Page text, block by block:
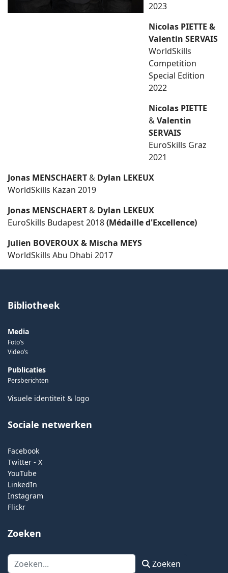
2023
Nicolas PIETTE &
Valentin SERVAIS
WorldSkills
Competition
Special Edition
2022
Nicolas PIETTE
&Valentin
SERVAIS
EuroSkills Graz
2021
Jonas MENSCHAERT & Dylan LEKEUX
WorldSkills Kazan 2019
Jonas MENSCHAERT & Dylan LEKEUX
EuroSkills Budapest 2018(Médaille d'Excellence)
Julien BOVEROUX & Mischa MEYS
WorldSkills Abu Dhabi 2017
Bibliotheek
Media
Foto’s
Video’s
Publicaties
Persberichten
Visuele identiteit & logo
Sociale netwerken
Facebook
Twitter - X
YouTube
LinkedIn
Instagram
Flickr
Zoeken
Zoeken Zoeken